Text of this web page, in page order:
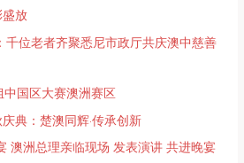
盛放
千位老者齐聚悉尼市政厅共庆澳中慈善
国区大赛澳洲赛区
典：楚澳同辉·传承创新
澳洲总理亲临现场 发表演讲 共进晚宴